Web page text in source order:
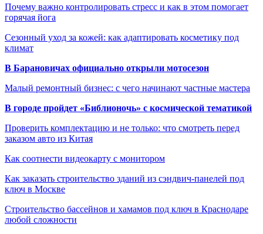
Почему важно контролировать стресс и как в этом помогает
горячая йога
Сезонный уход за кожей: как адаптировать косметику под
климат
В Барановичах официально открыли мотосезон
Малый ремонтный бизнес: с чего начинают частные мастера
В городе пройдет «Библионочь» с космической тематикой
Проверить комплектацию и не только: что смотреть перед
заказом авто из Китая
Как соотнести видеокарту с монитором
Как заказать строительство зданий из сэндвич-панелей под
ключ в Москве
Строительство бассейнов и хамамов под ключ в Краснодаре
любой сложности